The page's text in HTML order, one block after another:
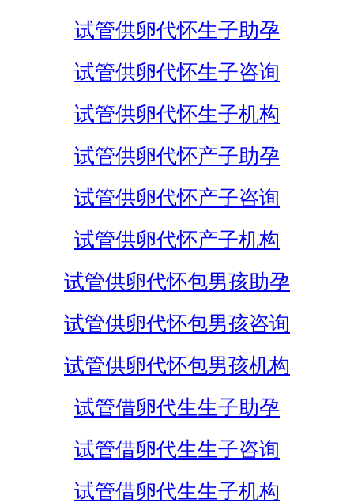
试管供卵代怀生子助孕
试管供卵代怀生子咨询
试管供卵代怀生子机构
试管供卵代怀产子助孕
试管供卵代怀产子咨询
试管供卵代怀产子机构
试管供卵代怀包男孩助孕
试管供卵代怀包男孩咨询
试管供卵代怀包男孩机构
试管借卵代生生子助孕
试管借卵代生生子咨询
试管借卵代生生子机构